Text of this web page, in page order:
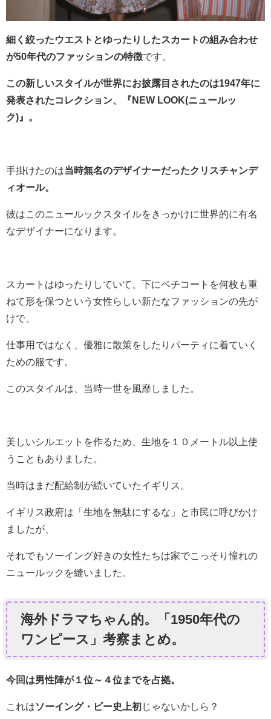
細く絞ったウエストとゆったりしたスカートの組み合わせ
が50年代のファッションの特徴です。
この新しいスタイルが世界にお披露目されたのは1947年に
発表されたコレクション、『NEW LOOK(ニュールッ
ク)』。
手掛けたのは当時無名のデザイナーだったクリスチャンデ
ィオール。
彼はこのニュールックスタイルをきっかけに世界的に有名
なデザイナーになります。
スカートはゆったりしていて、下にペチコートを何枚も重
ねて形を保つという女性らしい新たなファッションの先が
けで、
仕事用ではなく、優雅に散策をしたりパーティに着ていく
ための服です。
このスタイルは、当時一世を風靡しました。
美しいシルエットを作るため、生地を１０メートル以上使
うこともありました。
当時はまだ配給制が続いていたイギリス。
イギリス政府は「生地を無駄にするな」と市民に呼びかけ
ましたが、
それでもソーイング好きの女性たちは家でこっそり憧れの
ニュールックを縫いました。
海外ドラマちゃん的。「1950年代の
ワンピース」考察まとめ。
今回は男性陣が１位～４位までを占拠。
これはソーイング・ビー史上初 じゃないかしら？